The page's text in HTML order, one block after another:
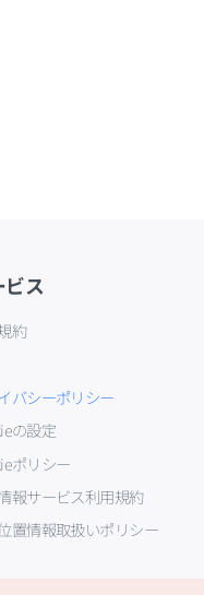
ビス
約
バシーポリシー
の設定
ポリシー
報サービス利用規約
置情報取扱いポリシー